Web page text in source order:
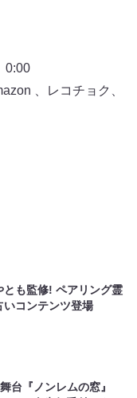
0:00
、レコチョク、
とも監修! ペアリング霊
いコンテンツ登場
台『ノンレムの窓』